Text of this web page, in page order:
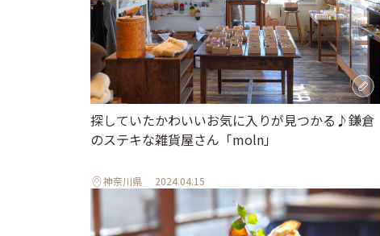
探していたかわいいお気に入りが見つかる♪鎌倉
のステキな雑貨屋さん「moln」
神奈川県 2024.04.15